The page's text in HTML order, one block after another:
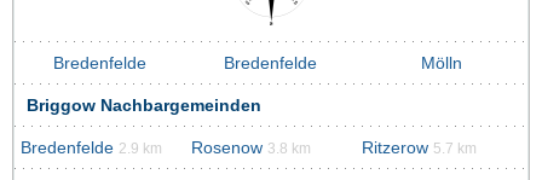
Bredenfelde Bredenfelde Mölln
Briggow Nachbargemeinden
Bredenfelde 2.9 km Rosenow 3.8 km Ritzerow 5.7 km